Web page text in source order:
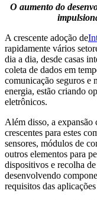
O aumento do
A crescente adoção de
rapidamente vários
dia a dia, desde casas
coleta de dados em
comunicação seguros e
energia, estão criando
eletrônicos.
Além disso, a
crescentes para estes
sensores, módulos de
outros elementos para
dispositivos e recolha
desenvolvendo
requisitos das